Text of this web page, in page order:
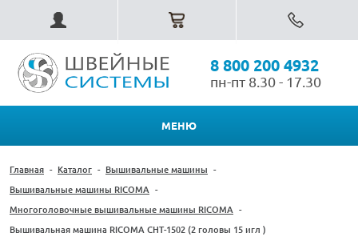
8 800 200 4932
пн-пт 8.30 - 17.30
МЕНЮ
Главная - Каталог - Вышивальные машины -
Вышивальные машины RICOMA -
Многоголовочные вышивальные машины RICOMA -
Вышивальная машина RICOMA CHT-1502 (2 головы 15 игл )